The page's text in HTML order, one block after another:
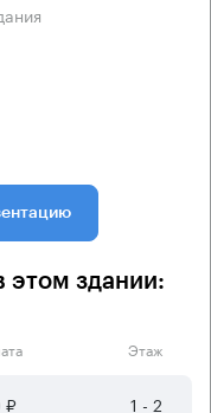
этом здании:
Этаж
₽ 1 - 2